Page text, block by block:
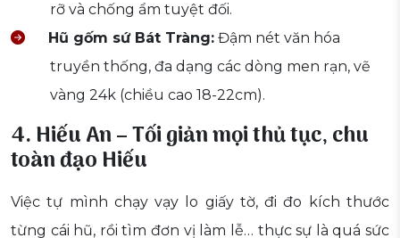
rỡ và chống ẩm tuyệt đối.
Hũ gốm sứ Bát Tràng: Đậm nét văn hóa
truyền thống, đa dạng các dòng men rạn, vẽ
vàng 24k (chiều cao 18-22cm).
4. Hiếu An – Tối giản mọi thủ tục, chu
toàn đạo Hiếu
Việc tự mình chạy vạy lo giấy tờ, đi đo kích thước
từng cái hũ, rồi tìm đơn vị làm lễ… thực sự là quá sức